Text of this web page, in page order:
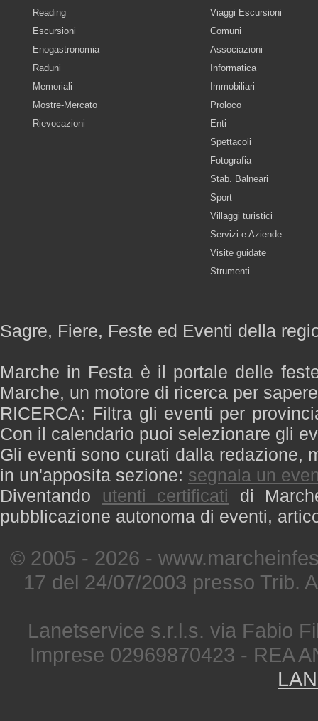
Reading
Escursioni
Enogastronomia
Raduni
Memoriali
Mostre-Mercato
Rievocazioni
Viaggi Escursioni
Comuni
Associazioni
Informatica
Immobiliari
Proloco
Enti
Spettacoli
Fotografia
Stab. Balneari
Sport
Villaggi turistici
Servizi e Aziende
Visite guidate
Strumenti
Sagre, Fiere, Feste ed Eventi della
Marche in Festa è il portale delle
Marche, un motore di ricerca per
RICERCA: Filtra gli eventi per
Con il calendario puoi selezionare gli
Gli eventi sono curati dalla redazione,
in un'apposita sezione: segnala un
Diventando utenti certificati di
pubblicazione autonoma di eventi,
© 2005 - 2026 -
17 del 24/07/2003 presso Trib.
Lanetservice s.r.l.s. via Fabio
Imprese 02969870423 - REA